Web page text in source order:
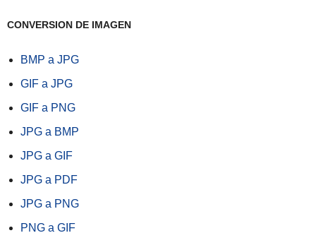
CONVERSION DE IMAGEN
BMP a JPG
GIF a JPG
GIF a PNG
JPG a BMP
JPG a GIF
JPG a PDF
JPG a PNG
PNG a GIF